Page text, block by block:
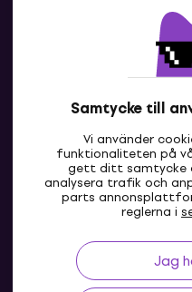
Samtycke till
Vi använder
funktionaliteten på
gett ditt samtycke
analysera trafik och
parts
reglerna i
Jag